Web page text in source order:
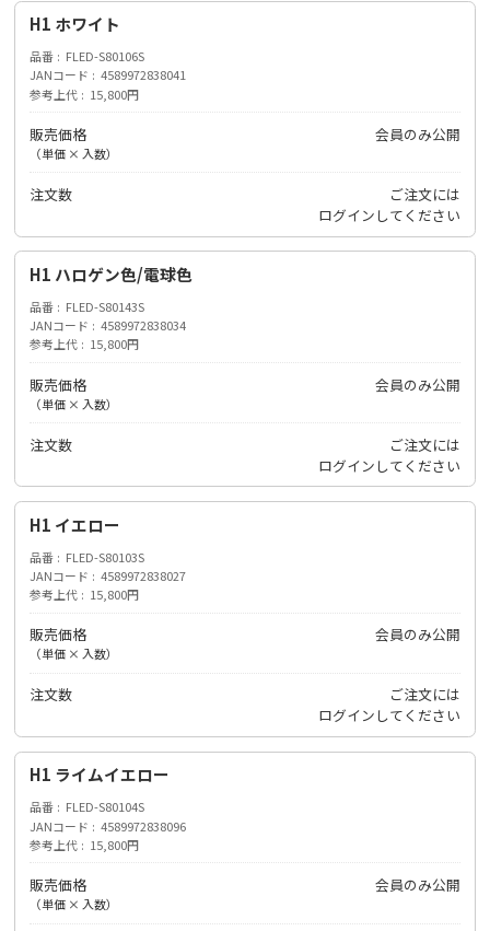
H1 ホワイト
品番
FLED-S80106S
JANコード
4589972838041
参考上代
15,800円
販売価格
（単価 × 入数）
会員のみ公開
注文数
ご注文には
ログイン してください
H1 ハロゲン色/電球色
品番
FLED-S80143S
JANコード
4589972838034
参考上代
15,800円
販売価格
（単価 × 入数）
会員のみ公開
注文数
ご注文には
ログイン してください
H1 イエロー
品番
FLED-S80103S
JANコード
4589972838027
参考上代
15,800円
販売価格
（単価 × 入数）
会員のみ公開
注文数
ご注文には
ログイン してください
H1 ライムイエロー
品番
FLED-S80104S
JANコード
4589972838096
参考上代
15,800円
販売価格
（単価 × 入数）
会員のみ公開